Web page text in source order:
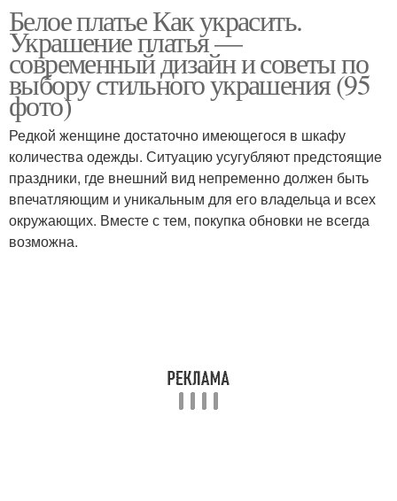
Белое платье Как украсить.
Украшение платья —
современный дизайн и советы по
выбору стильного украшения (95
фото)
Редкой женщине достаточно имеющегося в шкафу
количества одежды. Ситуацию усугубляют предстоящие
праздники, где внешний вид непременно должен быть
впечатляющим и уникальным для его владельца и всех
окружающих. Вместе с тем, покупка обновки не всегда
возможна.